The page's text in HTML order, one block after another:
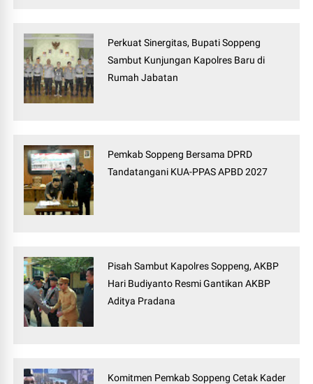
Perkuat Sinergitas, Bupati Soppeng
Sambut Kunjungan Kapolres Baru di
Rumah Jabatan
Pemkab Soppeng Bersama DPRD
Tandatangani KUA-PPAS APBD 2027
Pisah Sambut Kapolres Soppeng, AKBP
Hari Budiyanto Resmi Gantikan AKBP
Aditya Pradana
Komitmen Pemkab Soppeng Cetak Kader